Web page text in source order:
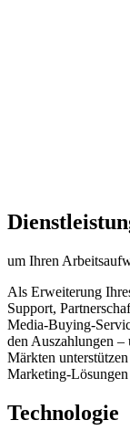
um Ihren
Als Erweiterung
Support,
Media-Buying-
den Auszahlungen –
Märkten
Marketing-Lösungen
Technologie